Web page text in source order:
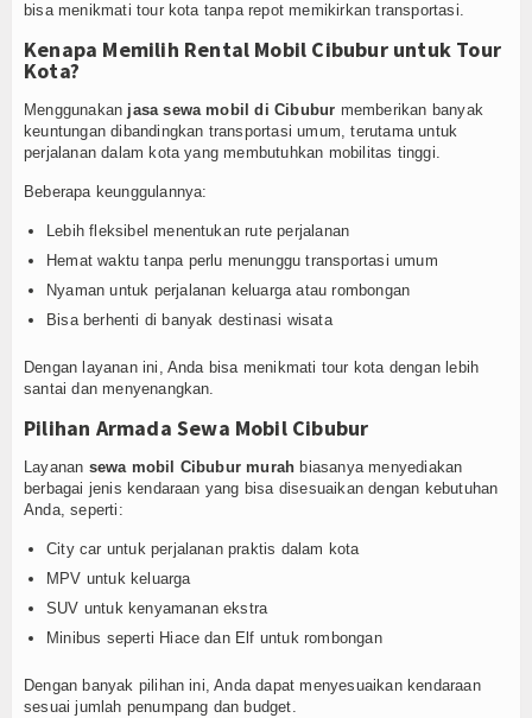
bisa menikmati tour kota tanpa repot memikirkan transportasi.
Kenapa Memilih Rental Mobil Cibubur untuk Tour
Kota?
Menggunakan jasa sewa mobil di Cibubur memberikan banyak
keuntungan dibandingkan transportasi umum, terutama untuk
perjalanan dalam kota yang membutuhkan mobilitas tinggi.
Beberapa keunggulannya:
Lebih fleksibel menentukan rute perjalanan
Hemat waktu tanpa perlu menunggu transportasi umum
Nyaman untuk perjalanan keluarga atau rombongan
Bisa berhenti di banyak destinasi wisata
Dengan layanan ini, Anda bisa menikmati tour kota dengan lebih
santai dan menyenangkan.
Pilihan Armada Sewa Mobil Cibubur
Layanan sewa mobil Cibubur murah biasanya menyediakan
berbagai jenis kendaraan yang bisa disesuaikan dengan kebutuhan
Anda, seperti:
City car untuk perjalanan praktis dalam kota
MPV untuk keluarga
SUV untuk kenyamanan ekstra
Minibus seperti Hiace dan Elf untuk rombongan
Dengan banyak pilihan ini, Anda dapat menyesuaikan kendaraan
sesuai jumlah penumpang dan budget.